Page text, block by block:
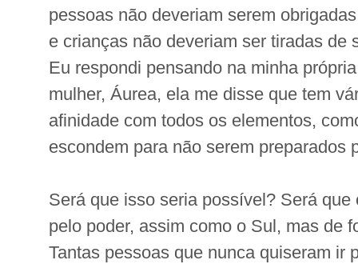
pessoas não deveriam serem
e crianças não deveriam ser tiradas de
Eu respondi pensando na minha
mulher, Áurea, ela me disse que tem
afinidade com todos os elementos,
escondem para não serem preparados
Será que isso seria possível? Será que
pelo poder, assim como o Sul, mas de
Tantas pessoas que nunca quiseram ir